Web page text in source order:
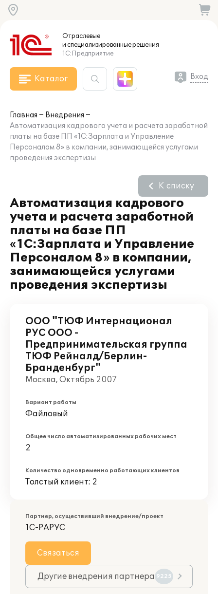
Отраслевые
и специализированныерешения
1С:Предприятие
Каталог Вход
Главная
Внедрения
Автоматизация кадрового учета и расчета заработной
платы на базе ПП «1С:Зарплата и Управление
Персоналом 8» в компании, занимающейся услугами
проведения экспертизы
Автоматизация кадрового
учета и расчета заработной
платы на базе ПП
«1С:Зарплата и Управление
Персоналом 8» в компании,
занимающейся услугами
проведения экспертизы
К списку
ООО "ТЮФ Интернационал
РУС ООО -
Предпринимательская группа
ТЮФ Рейналд/Берлин-
Бранденбург"
Москва, Октябрь 2007
Вариант работы
Файловый
Общее число автоматизированных рабочих мест
2
Количество одновременно работающих клиентов
Толстый клиент: 2
Партнер, осуществивший внедрение/проект
1С-РАРУС
Связаться
Другие внедрения партнера 9225